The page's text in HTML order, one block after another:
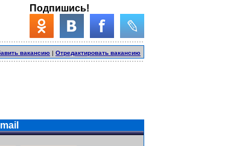
Подпишись!
вакансию | Отредактировать вакансию